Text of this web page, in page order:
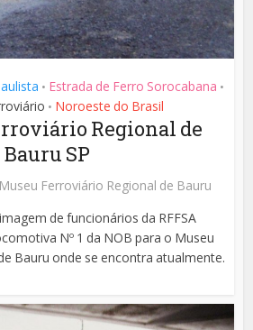
• Estrada de Ferro Sorocabana •
• Noroeste do Brasil
Regional de
Bauru SP
Museu Ferroviário Regional de Bauru
de funcionários da RFFSA
Nº 1 da NOB para o Museu
Bauru onde se encontra atualmente.